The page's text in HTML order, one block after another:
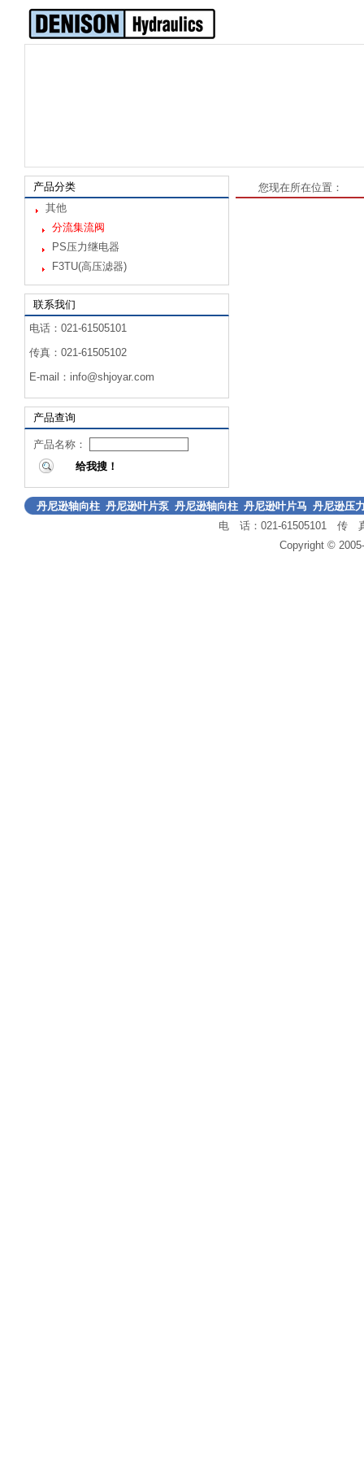
产品分类
其他
分流集流阀
PS压力继电器
F3TU(高压滤器)
联系我们
电话：021-61505101
传真：021-61505102
E-mail： info@shjoyar.com
产品查询
产品名称：
您现在所在位置：
丹尼逊轴向柱 丹尼逊叶片泵 丹尼逊轴向柱
塞马达
丹尼逊叶片马
达
丹尼逊压
制阀
电 话：021-61505101 传
Copyright ©